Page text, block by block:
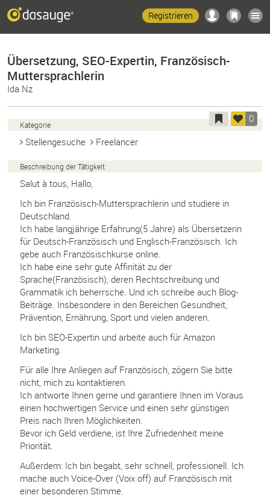
Registrieren
Übersetzung, SEO-Expertin, Französisch-
Muttersprachlerin
Ida Nz
Kategorie
0
Stellengesuche
Freelancer
Beschreibung der Tätigkeit
Salut à tous, Hallo,
Ich bin Französisch-Muttersprachlerin und studiere in
Deutschland.
Ich habe langjährige Erfahrung(5 Jahre) als Übersetzerin
für Deutsch-Französisch und Englisch-Französisch. Ich
gebe auch Französischkurse online.
Ich habe eine sehr gute Affinität zu der
Sprache(Französisch), deren Rechtschreibung und
Grammatik ich beherrsche. Und ich schreibe auch Blog-
Beiträge. Insbesondere in den Bereichen Gesundheit,
Prävention, Ernährung, Sport und vielen anderen.
Ich bin SEO-Expertin und arbeite auch für Amazon
Marketing.
Für alle Ihre Anliegen auf Französisch, zögern Sie bitte
nicht, mich zu kontaktieren.
Ich antworte Ihnen gerne und garantiere Ihnen im Voraus
einen hochwertigen Service und einen sehr günstigen
Preis nach Ihren Möglichkeiten.
Bevor ich Geld verdiene, ist Ihre Zufriedenheit meine
Priorität.
Außerdem: Ich bin begabt, sehr schnell, professionell. Ich
mache auch Voice-Over (Voix off) auf Französisch mit
einer besonderen Stimme.